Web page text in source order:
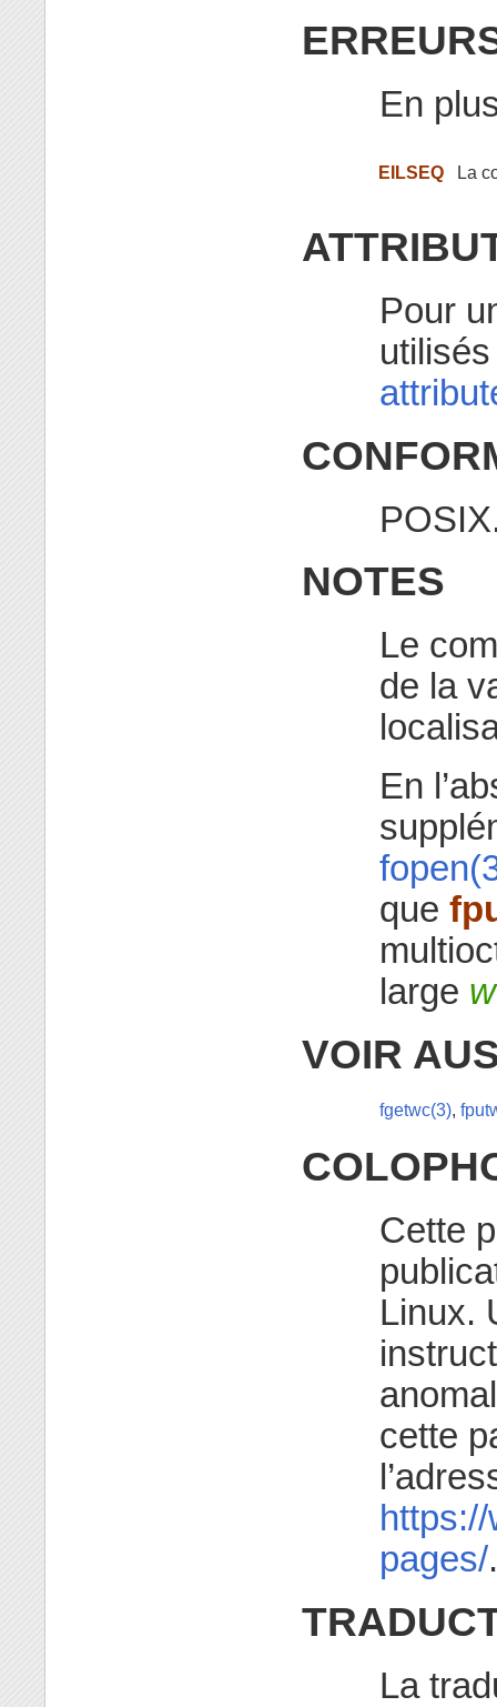
En
EILSEQ La
Pour
NOTES
Le
de la
En
que
large
VOIR
fgetwc(3),
Cette
Linux.
cette
pages/.
La